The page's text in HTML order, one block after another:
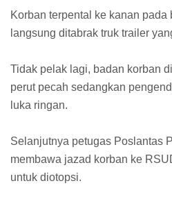
Korban terpental ke kanan
langsung ditabrak truk trailer
Tidak pelak lagi, badan korban
perut pecah sedangkan
luka ringan.
Selanjutnya petugas Poslantas
membawa jazad korban ke
untuk diotopsi.